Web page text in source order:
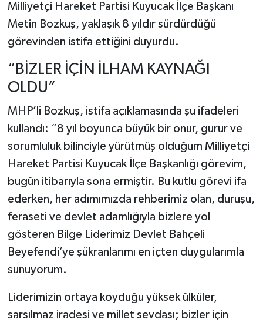
Milliyetçi Hareket Partisi Kuyucak İlçe Başkanı
Metin Bozkuş, yaklaşık 8 yıldır sürdürdüğü
görevinden istifa ettiğini duyurdu.
“BİZLER İÇİN İLHAM KAYNAĞI
OLDU”
MHP’li Bozkuş, istifa açıklamasında şu ifadeleri
kullandı: “8 yıl boyunca büyük bir onur, gurur ve
sorumluluk bilinciyle yürütmüş olduğum Milliyetçi
Hareket Partisi Kuyucak İlçe Başkanlığı görevim,
bugün itibarıyla sona ermiştir. Bu kutlu görevi ifa
ederken, her adımımızda rehberimiz olan, duruşu,
feraseti ve devlet adamlığıyla bizlere yol
gösteren Bilge Liderimiz Devlet Bahçeli
Beyefendi’ye şükranlarımı en içten duygularımla
sunuyorum.
Liderimizin ortaya koyduğu yüksek ülküler,
sarsılmaz iradesi ve millet sevdası; bizler için